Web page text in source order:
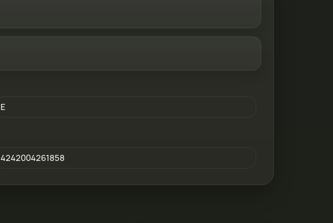
E
4242004261858